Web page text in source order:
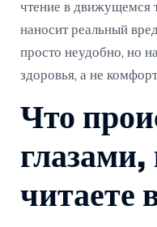
чтение в движущемся
наносит реальный
просто неудобно, но
здоровья, а не
Что
глазами,
читаете